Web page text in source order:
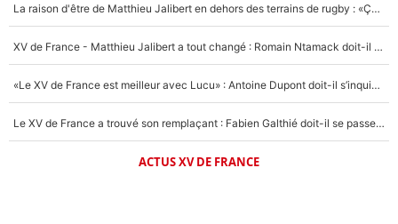
La raison d'être de Matthieu Jalibert en dehors des terrains de rugby : «Ça m'atteint autant que si tu touches à un membre de ma famille»
XV de France - Matthieu Jalibert a tout changé : Romain Ntamack doit-il s’inquiéter pour sa place à un an de la Coupe du monde ?
«Le XV de France est meilleur avec Lucu» : Antoine Dupont doit-il s’inquiéter pour sa place ?
Le XV de France a trouvé son remplaçant : Fabien Galthié doit-il se passer d'Antoine Dupont ?
ACTUS XV DE FRANCE